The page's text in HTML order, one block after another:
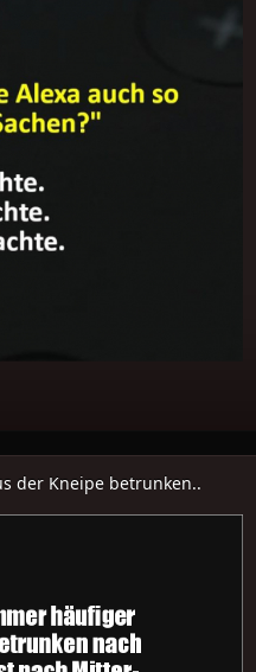
der Kneipe betrunken..